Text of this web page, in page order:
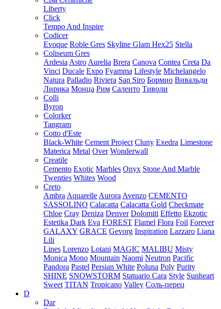
Liberty
Click
Tempo And Inspire
Codicer
Evoque Roble Gres Skyline Glam Hex25 Stella
Coliseum Gres
Ardesia Astro Aurelia Brera Canova Contea Creta Da
Vinci Ducale Expo Fyamma Lifestyle Michelangelo
Natura Palladio Riviera San Siro Бормио Вивальди
Лирика Монца Рим Саленто Тиволи
Colli
Byron
Colorker
Tangram
Cotto d'Este
Black-White Cement Project Cluny Exedra Limestone
Materica Metal Over Wonderwall
Creatile
Cemento Exotic Marbles Onyx Stone And Marble
Twenties Whites Wood
Creto
Ambra Aquarelle Aurora Avenzo CEMENTO
SASSOLINO Calacatta Calacatta Gold Checkmate
Chloe Cray Deniza Denver Dolomiti Effetto Ekzotic
Estetika Dark Eva FOREST Flamel Flora Foil Forever
GALAXY GRACE Gevorg Inspiration Lazzaro Liana
Lili
Lines Lorenzo Lotani MAGIC MALIBU Misty
Monica Mono Mountain Naomi Neutron Pacific
Pandora Pastel Persian White Poluna Poly Purity
SHINE SNOWSTORM Statuario Cara Style Sunheart
Sweet TITAN Tropicano Valley Соль-перец
D
Dar